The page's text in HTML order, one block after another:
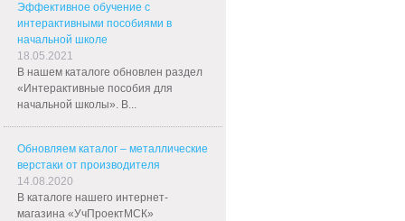
Эффективное обучение с
интерактивными пособиями в
начальной школе
18.05.2021
В нашем каталоге обновлен раздел
«Интерактивные пособия для
начальной школы». В...
Обновляем каталог – металлические
верстаки от производителя
14.08.2020
В каталоге нашего интернет-
магазина «УчПроектМСК»